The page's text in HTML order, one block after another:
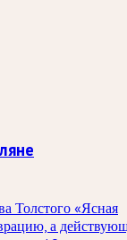
Толстого «Ясная
а